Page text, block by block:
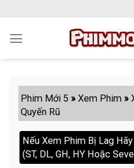
content
Phim Mới 5 »Xem Phim »
Quyến Rũ
Nếu Xem Phim Bị Lag
(ST, DL, GH, HY Hoặc